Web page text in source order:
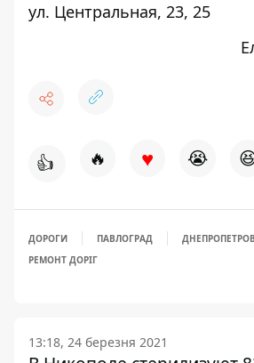
ул. Центральная, 23, 25
👍 🔥 ♥ 😭
ДОРОГИ ПАВЛОГРАД
РЕМОНТ ДОРІГ
13:18, 24 березня 2021